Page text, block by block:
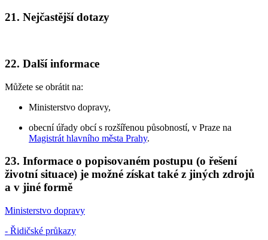
21. Nejčastější dotazy
22. Další informace
Můžete se obrátit na:
Ministerstvo dopravy,
obecní úřady obcí s rozšířenou působností, v Praze na
Magistrát hlavního města Prahy.
23. Informace o popisovaném postupu (o řešení
životní situace) je možné získat také z jiných zdrojů
a v jiné formě
Ministerstvo dopravy
- Řidičské průkazy